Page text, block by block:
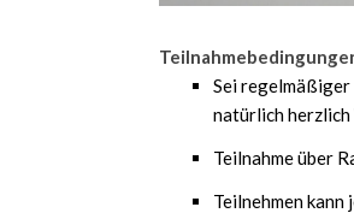
Sei regelmäßiger
natürlich herzlich
Teilnahme über
Teilnehmen